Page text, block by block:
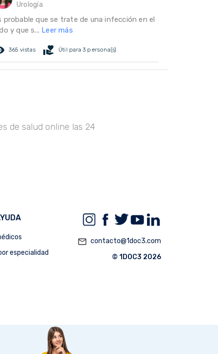
Urología
probable que se trate de una infección en el
y que s... Leer más
365 vistas volunteer_activism Útil para 3 persona(s)
de salud online las 24
especialidad
mail_outline contacto@1doc3.com
© 1DOC3 2026